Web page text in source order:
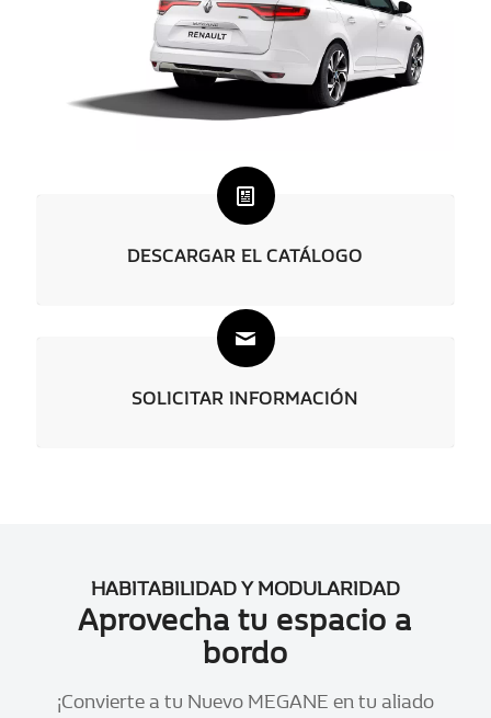
DESCARGAR EL CATÁLOGO
SOLICITAR INFORMACIÓN
HABITABILIDAD Y MODULARIDAD
Aprovecha tu espacio a
bordo
¡Convierte a tu Nuevo MEGANE en tu aliado